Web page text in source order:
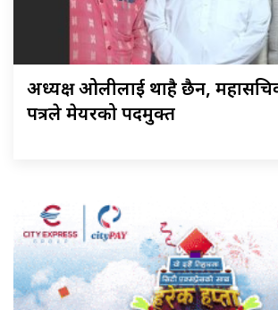
अध्यक्ष ओलीलाई थाहै छैन,
पत्रले मेयरको पदमुक्त